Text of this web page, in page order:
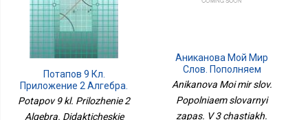
Потапов 9 Кл.
Приложение 2 Алгебра.
Дидактические
Материалы К Уч.
Potapov 9 kl. Prilozhenie 2
Algebra. Didakticheskie
Аниканова Мой Мир
Слов. Пополняем
Словарный Запас. В 3
Занятия С Логопедом
Anikanova Moi mir slov.
Popolniaem slovarnyi
zapas. V 3 chastiakh.